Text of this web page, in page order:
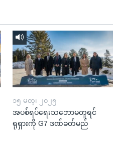
၁၅ မတ္၊ ၂၀၂၅
အပစ်ရပ်ရေးသဘောမတူရင်
ရုရှားကို G7 ဒဏ်ခတ်မည်